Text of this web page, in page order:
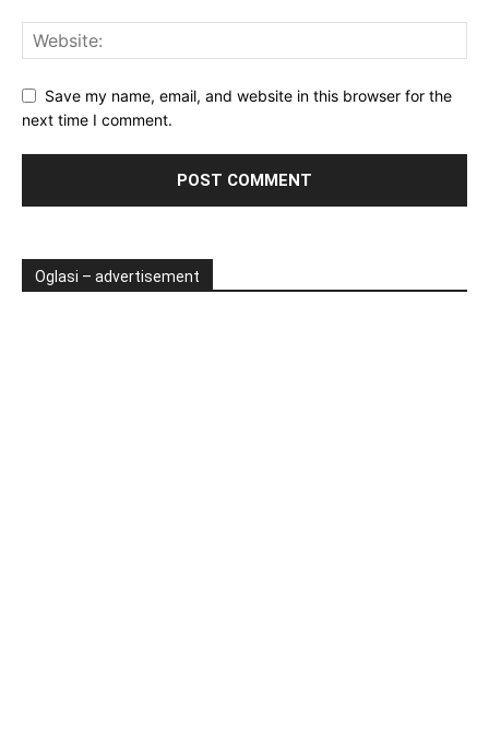
Save my name, email, and website in this browser for the
next time I comment.
Oglasi – advertisement